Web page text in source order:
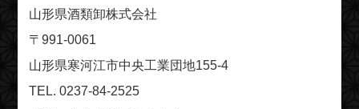
山形県酒類卸株式会社
〒991-0061
山形県寒河江市中央工業団地155-4
TEL. 0237-84-2525